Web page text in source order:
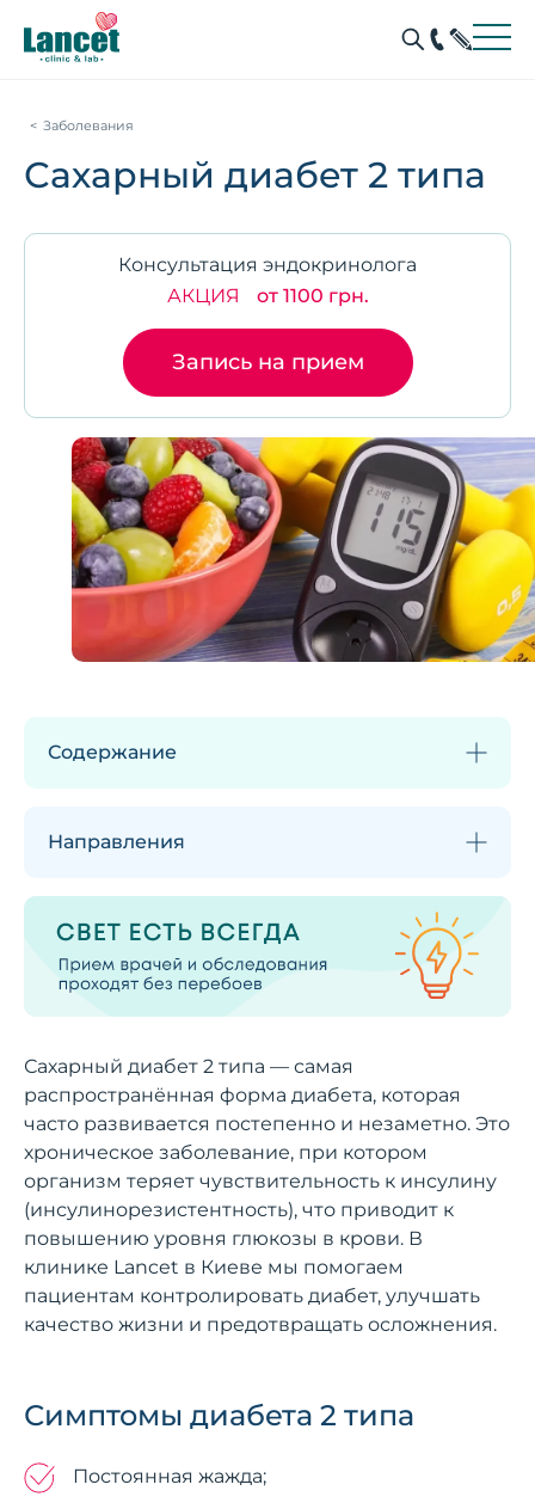
Заболевания
Сахарный диабет 2 типа
Консультация эндокринолога
АКЦИЯ
от 1100 грн.
Запись на прием
Сахарный диабет 2 типа — самая
распространённая форма диабета, которая
часто развивается постепенно и незаметно. Это
хроническое заболевание, при котором
организм теряет чувствительность к инсулину
(инсулинорезистентность), что приводит к
повышению уровня глюкозы в крови. В
клинике Lancet в Киеве мы помогаем
пациентам контролировать диабет, улучшать
качество жизни и предотвращать осложнения.
Симптомы диабета 2 типа
Постоянная жажда;
Содержание
Направления